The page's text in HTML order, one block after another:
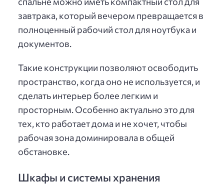
завтрака, который вечером превращается в
полноценный рабочий стол для ноутбука и
документов.
Такие конструкции позволяют освободить
пространство, когда оно не используется, и
сделать интерьер более легким и
просторным. Особенно актуально это для
тех, кто работает дома и не хочет, чтобы
рабочая зона доминировала в общей
обстановке.
Шкафы и системы хранения